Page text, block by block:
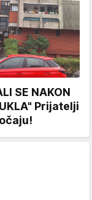
SE NAKON
Prijatelji